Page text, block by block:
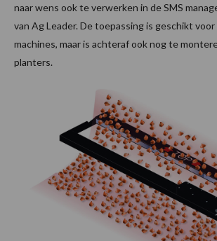
naar wens ook te verwerken in de SMS
van Ag Leader. De toepassing is geschikt
machines, maar is achteraf ook nog te
planters.